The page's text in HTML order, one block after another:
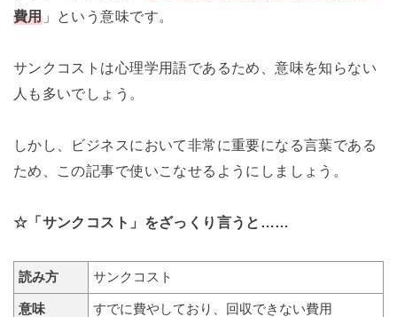
費用」という意味です。
サンクコストは心理学用語であるため、意味を知らない
人も多いでしょう。
しかし、ビジネスにおいて非常に重要になる言葉である
ため、この記事で使いこなせるようにしましょう。
☆「サンクコスト」をざっくり言うと……
読み方 サンクコスト
意味 すでに費やしており、回収できない費用